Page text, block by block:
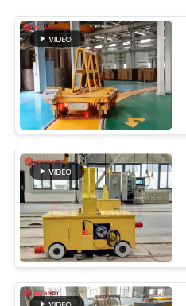
ΈΝΑ
ΑΠΌΣΠΑΣΜΑ
SITEMAP
PRIVACY
POLICY